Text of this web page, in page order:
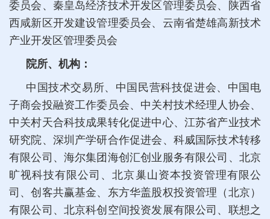
委员会、秦皇岛经济技术开发区管理委员会、陕西省
西咸新区开发建设管理委员会、云南省楚雄高新技术
产业开发区管理委员会
院所、机构：
中国技术交易所、中国民营科技促进会、中国电
子商会投融资工作委员会、中关村技术经理人协会、
中关村天合科技成果转化促进中心、江苏省产业技术
研究院、深圳产学研合作促进会、科威国际技术转移
有限公司、海尔集团海创汇创业服务有限公司、北京
旷视科技有限公司、北京巢山资本投资管理有限公
司、创客共赢基金、东方华盖股权投资管理（北京）
有限公司、北京科创空间投资发展有限公司、联想之